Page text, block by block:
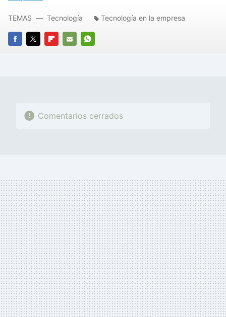
FACEBOOK
TWITTERFLIPBOARD
E-
WHATSAPP
TEMAS Tecnología Tecnología en la empresa
Comentarios cerrados